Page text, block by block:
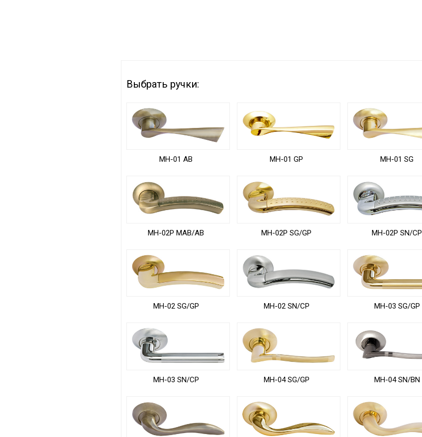
Выбрать ручки:
MH-01 AB MH-01 GP MH-01 SG
MH-02P MAB/AB MH-02P SG/GP MH-02P SN/CP
MH-02 SG/GP MH-02 SN/CP MH-03 SG/GP
MH-03 SN/CP MH-04 SG/GP MH-04 SN/BN